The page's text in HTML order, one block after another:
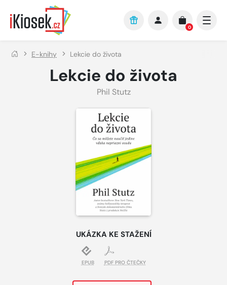
Přejít na hlavní obsah
0
E-knihy Lekcie do života
Lekcie do života
Phil Stutz
UKÁZKA KE STAŽENÍ
EPUB PDF PRO ČTEČKY